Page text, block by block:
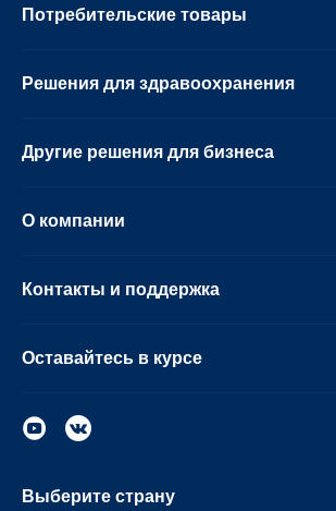
Потребительские товары
Решения для здравоохранения
Другие решения для бизнеса
О компании
Контакты и поддержка
Оставайтесь в курсе
Выберите страну